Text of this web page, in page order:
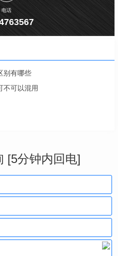
电话
别有哪些
不可以混用
[5分钟内回电]